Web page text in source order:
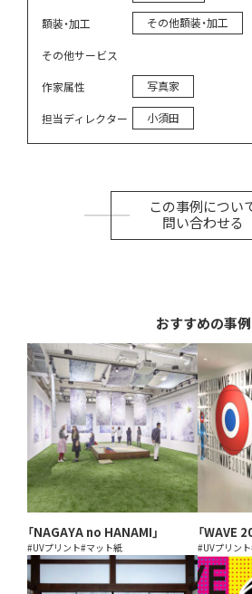
額装・加工 その他額装・加工
その他サービス
作家属性 写真家
担当ディレクター 小須田
この事例につい
問い合わせる
おすすめの事例
「NAGAYA no HANAMI」
#UVプリント#マット紙
「WAVE
#UVプリント